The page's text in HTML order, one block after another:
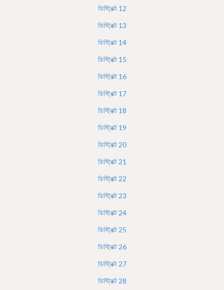
ডিস্ট্রিক্ট 12
ডিস্ট্রিক্ট 13
ডিস্ট্রিক্ট 14
ডিস্ট্রিক্ট 15
ডিস্ট্রিক্ট 16
ডিস্ট্রিক্ট 17
ডিস্ট্রিক্ট 18
ডিস্ট্রিক্ট 19
ডিস্ট্রিক্ট 20
ডিস্ট্রিক্ট 21
ডিস্ট্রিক্ট 22
ডিস্ট্রিক্ট 23
ডিস্ট্রিক্ট 24
ডিস্ট্রিক্ট 25
ডিস্ট্রিক্ট 26
ডিস্ট্রিক্ট 27
ডিস্ট্রিক্ট 28